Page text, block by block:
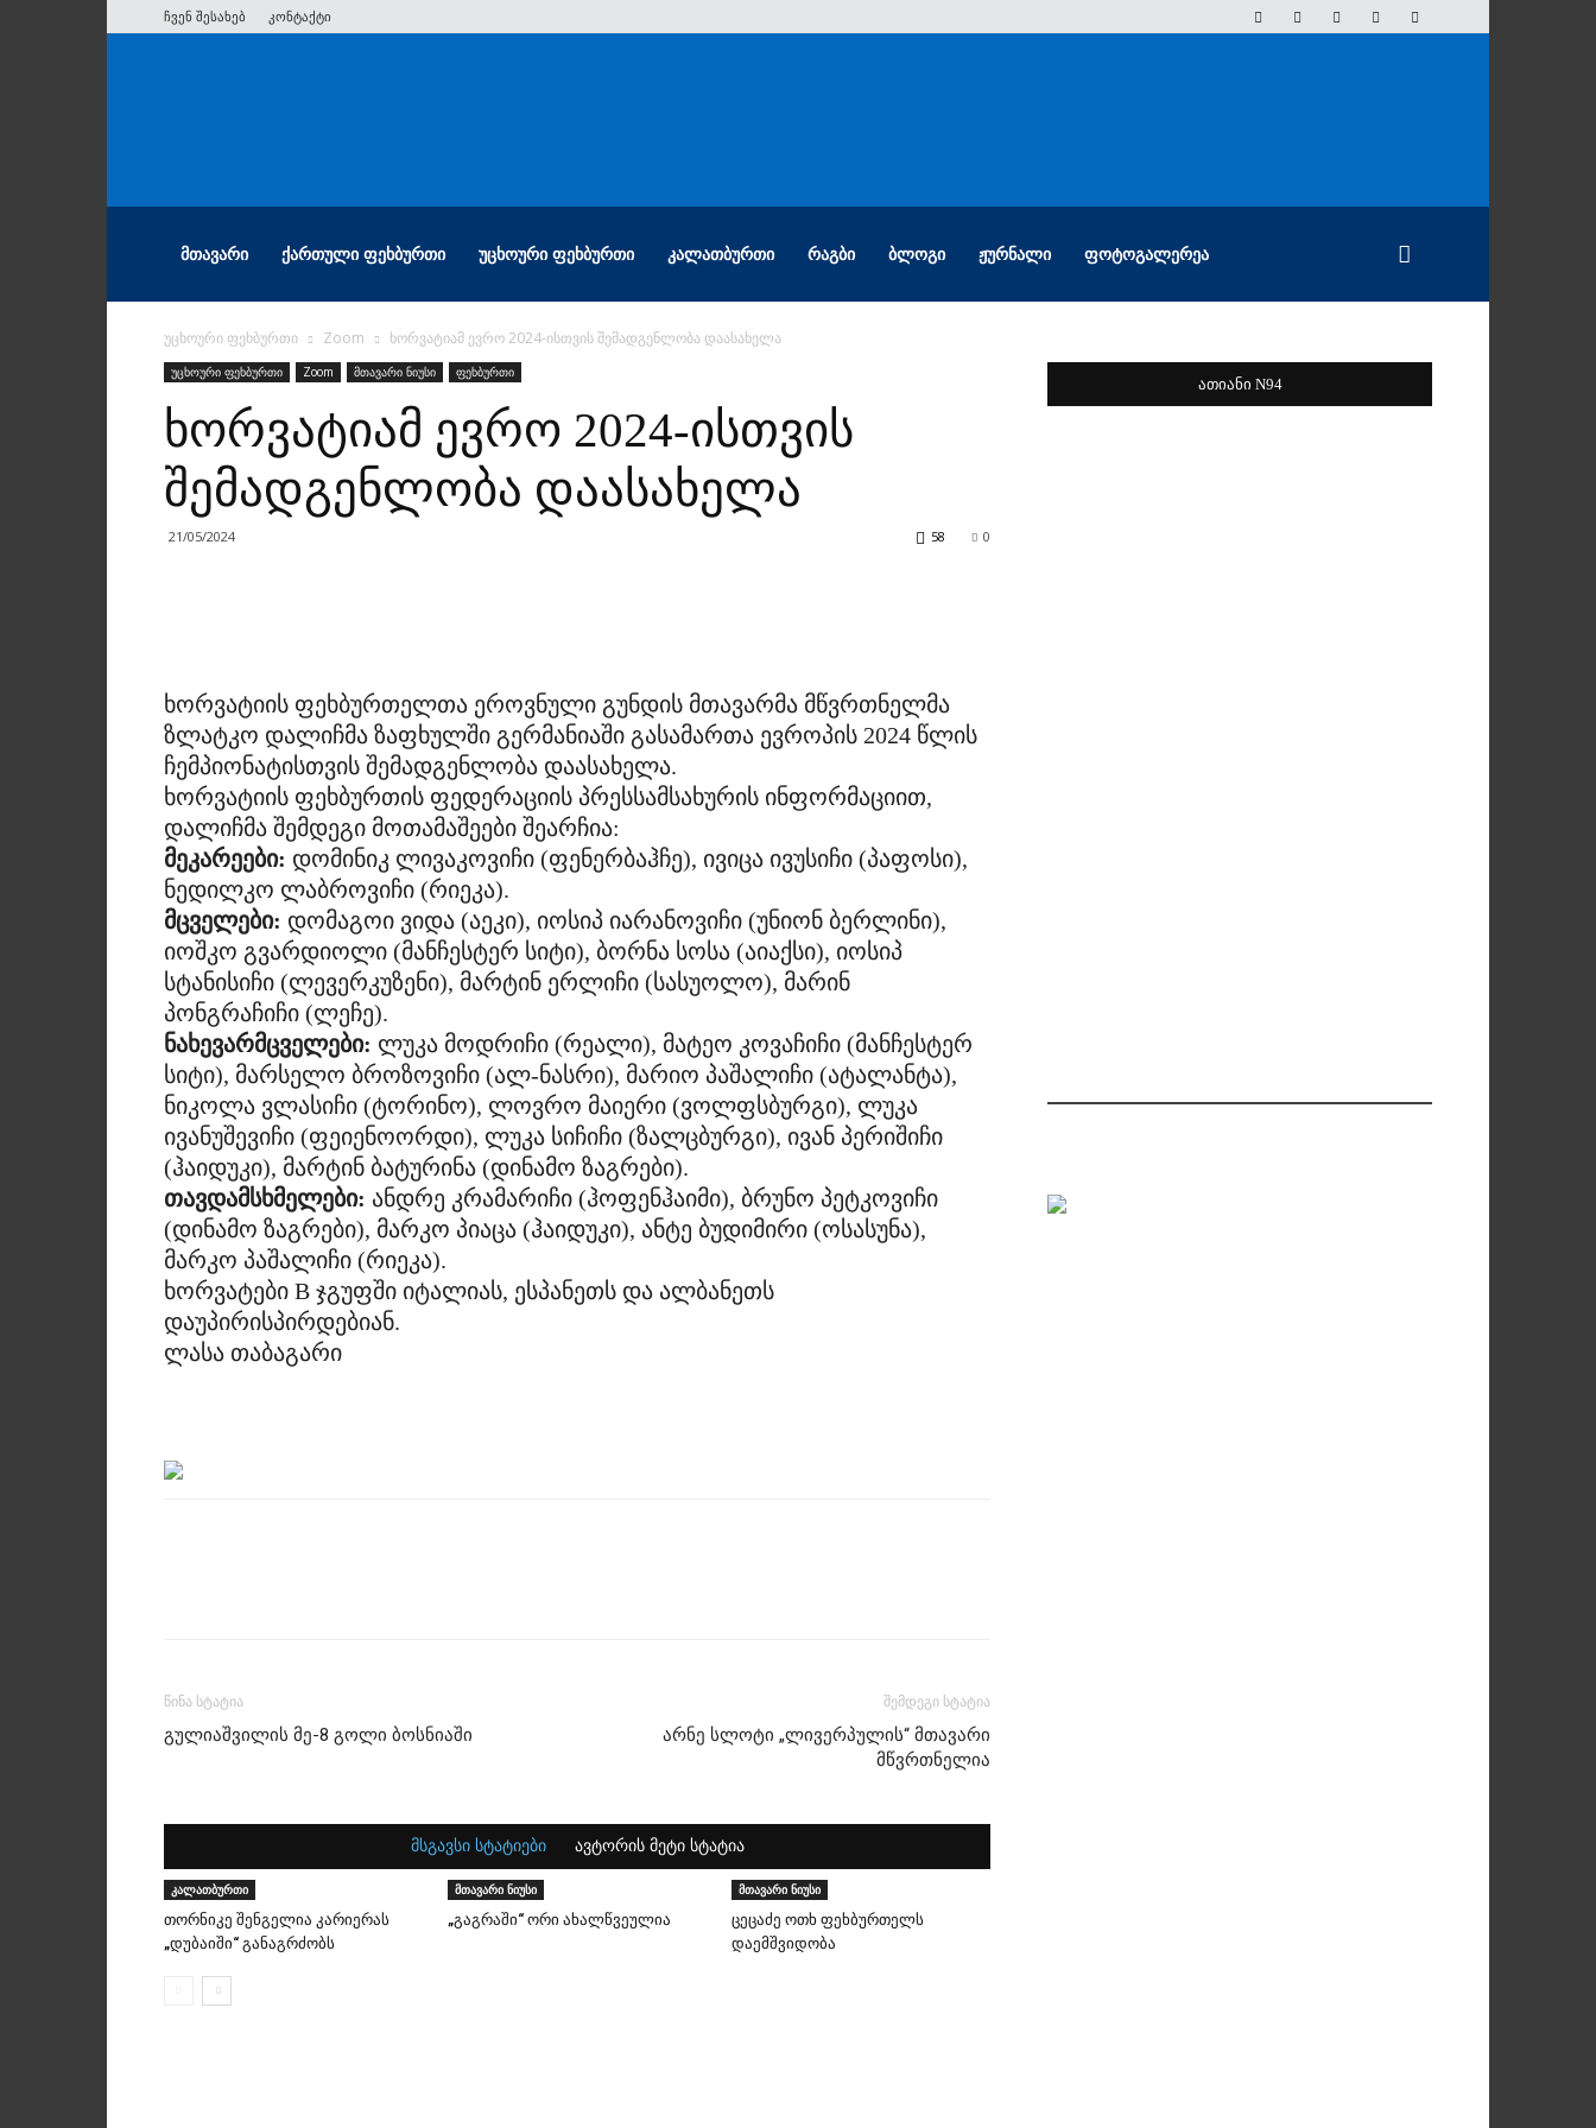
ჩვენ შესახებ კონტაქტი
ᲛᲗᲐᲕᲐᲠᲘ ᲥᲐᲠᲗᲣᲚᲘ ᲤᲔᲮᲑᲣᲠᲗᲘ ᲣᲪᲮᲝᲣᲠᲘ ᲤᲔᲮᲑᲣᲠᲗᲘ ᲙᲐᲚᲐᲗᲑᲣᲠᲗᲘ ᲠᲐᲒᲑᲘ ᲑᲚᲝᲒᲘ ᲟᲣᲠᲜᲐᲚᲘ ᲤᲝᲢᲝᲒᲐᲚᲔᲠᲔᲐ
უცხოური ფეხბურთი Zoom ხორვატიამ ევრო 2024-ისთვის შემადგენლობა დაასახელა
უცხოური ფეხბურთი Zoom მთავარი ნიუსი ფეხბურთი
ხორვატიამ ევრო 2024-ისთვის
შემადგენლობა დაასახელა
21/05/2024 0
58
ხორვატიის ფეხბურთელთა ეროვნული გუნდის მთავარმა მწვრთნელმა
ზლატკო დალიჩმა ზაფხულში გერმანიაში გასამართა ევროპის 2024 წლის
ჩემპიონატისთვის შემადგენლობა დაასახელა.
ხორვატიის ფეხბურთის ფედერაციის პრესსამსახურის ინფორმაციით,
დალიჩმა შემდეგი მოთამაშეები შეარჩია:
მეკარეები: დომინიკ ლივაკოვიჩი (ფენერბაჰჩე), ივიცა ივუსიჩი (პაფოსი),
ნედილკო ლაბროვიჩი (რიეკა).
მცველები: დომაგოი ვიდა (აეკი), იოსიპ იარანოვიჩი (უნიონ ბერლინი),
იოშკო გვარდიოლი (მანჩესტერ სიტი), ბორნა სოსა (აიაქსი), იოსიპ
სტანისიჩი (ლევერკუზენი), მარტინ ერლიჩი (სასუოლო), მარინ
პონგრაჩიჩი (ლეჩე).
ნახევარმცველები: ლუკა მოდრიჩი (რეალი), მატეო კოვაჩიჩი (მანჩესტერ
სიტი), მარსელო ბროზოვიჩი (ალ-ნასრი), მარიო პაშალიჩი (ატალანტა),
ნიკოლა ვლასიჩი (ტორინო), ლოვრო მაიერი (ვოლფსბურგი), ლუკა
ივანუშევიჩი (ფეიენოორდი), ლუკა სიჩიჩი (ზალცბურგი), ივან პერიშიჩი
(ჰაიდუკი), მარტინ ბატურინა (დინამო ზაგრები).
თავდამსხმელები: ანდრე კრამარიჩი (ჰოფენჰაიმი), ბრუნო პეტკოვიჩი
(დინამო ზაგრები), მარკო პიაცა (ჰაიდუკი), ანტე ბუდიმირი (ოსასუნა),
მარკო პაშალიჩი (რიეკა).
ხორვატები B ჯგუფში იტალიას, ესპანეთს და ალბანეთს
დაუპირისპირდებიან.
ლასა თაბაგარი
წინა სტატია
გულიაშვილის მე-8 გოლი ბოსნიაში
შემდეგი სტატია
არნე სლოტი „ლივერპულის“ მთავარი
მწვრთნელია
მსგავსი სტატიები ავტორის მეტი სტატია
კალათბურთი
თორნიკე შენგელია კარიერას
„დუბაიში“ განაგრძობს
მთავარი ნიუსი
„გაგრაში“ ორი ახალწვეულია
მთავარი ნიუსი
ცეცაძე ოთხ ფეხბურთელს
დაემშვიდობა
ათიანი N94